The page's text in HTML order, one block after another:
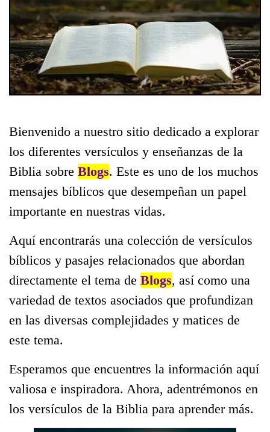
Bienvenido a nuestro sitio dedicado a explorar
los diferentes versículos y enseñanzas de la
Biblia sobre Blogs. Este es uno de los muchos
mensajes bíblicos que desempeñan un papel
importante en nuestras vidas.
Aquí encontrarás una colección de versículos
bíblicos y pasajes relacionados que abordan
directamente el tema de Blogs, así como una
variedad de textos asociados que profundizan
en las diversas complejidades y matices de
este tema.
Esperamos que encuentres la información aquí
valiosa e inspiradora. Ahora, adentrémonos en
los versículos de la Biblia para aprender más.